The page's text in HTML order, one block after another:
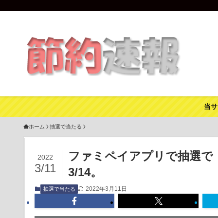
当
ホーム 抽選で当たる
ファミペイアプリで抽選で
3/14。
2022
3/11
抽選で当たる 2022年3月11日